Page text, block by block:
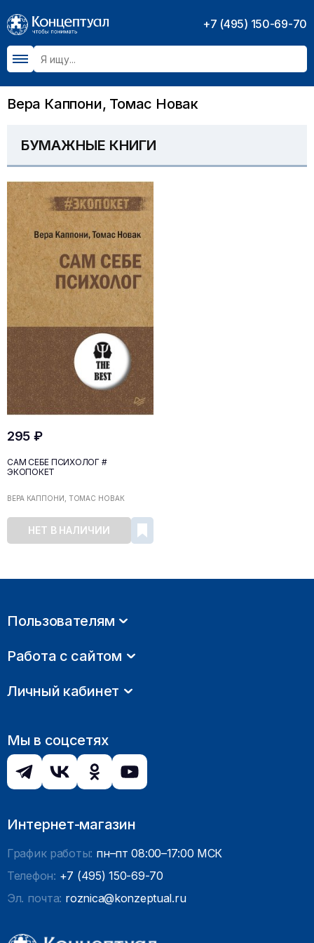
+7 (495) 150-69-70
Вера Каппони, Томас Новак
БУМАЖНЫЕ КНИГИ
295 ₽
САМ СЕБЕ ПСИХОЛОГ #
ЭКОПОКЕТ
ВЕРА КАППОНИ, ТОМАС НОВАК
НЕТ В НАЛИЧИИ
Пользователям
Работа с сайтом
Личный кабинет
Мы в соцсетях
Интернет-магазин
График работы: пн–пт 08:00–17:00 МСК
Телефон: +7 (495) 150-69-70
Эл. почта: roznica@konzeptual.ru